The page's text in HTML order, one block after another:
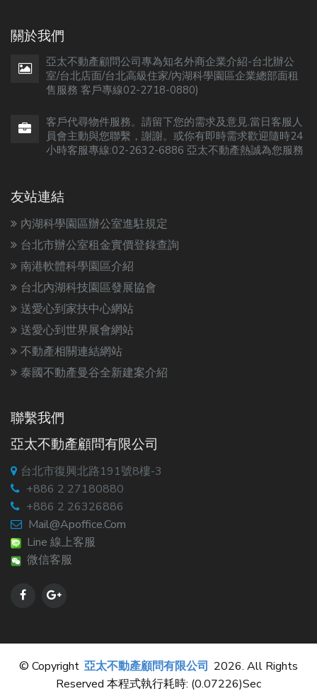
關於我們
亞太不動產顧問公司專為知名外商企業介紹-台北辦公
室/台北店面/台北高級住家/內湖科學園區企業總部面租
售服務 客戶專線02-2718-0880)
客戶代尋物件服務。請留下您的需求及意見.當日客服人
員會主動與您聯繫，謝謝。或你有即時需求歡迎隨時24
小時客服專線:02-2632-6886 亞太不動產熱誠為您服務
友站連結
內湖科學園區辦公室進駐規定
台北市辦公室租金實價登錄查詢
南港軟體科學園區介紹
台北內湖科技園區發展協會
送愛心到家扶中心網站
送愛心到世界展會網站
不動產相關連結網站
泰國不動產曼谷全新建案介紹
聯繫我們
亞太不動產顧問有限公司
台北市復興北路191號8樓-3
+886 2 27180880
+886 2 26326886
Mail@apoffice.com
Line 線上客服
微信客服
© Copyright 亞太不動產顧問有限公司 2026. All Rights
Reserved 本程式執行耗時: (0.07226)sec